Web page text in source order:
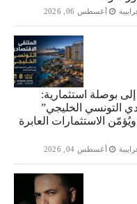
أغسطس 06, 2026
بوصلة استثمارية:
التونسي الخليجي”
الاستثمارات العابرة
أغسطس 04, 2026